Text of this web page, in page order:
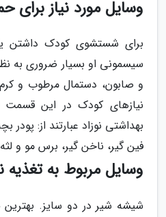
وسایل مورد نیاز برای
برای شستشوی کودک داشتن
سیسمونی او بسیار ضروری به
و صابون، دستمال مرطوب و
نیازهای کودک در این قسمت
بهداشتی نوزاد عبارتند از: پودر
فین گیر، ناخن گیر، برس مو و
وسایل مربوط به تغذیه
شیشه شیر در دو سایز.